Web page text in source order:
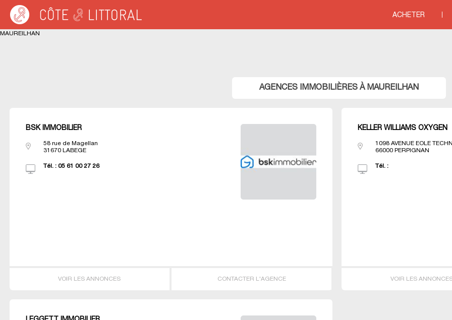
Warning: Undefined variable $idUser in/var/www/cotelittoral.fr/annuaire.php
ACHETER
Côte & Littoral
MAUREILHAN
AGENCES IMMOBILIÈRES À MAUREILHAN
BSK IMMOBILIER
58 rue de Magellan
31670
LABEGE
Tél. : 05 61 00 27 26
VOIR LES ANNONCES CONTACTER L'AGENCE
KELLER WILLIAMS OXYGEN
1098 AVENUE EOLE
66000 PERPIGNAN
Tél. :
VOIR LES